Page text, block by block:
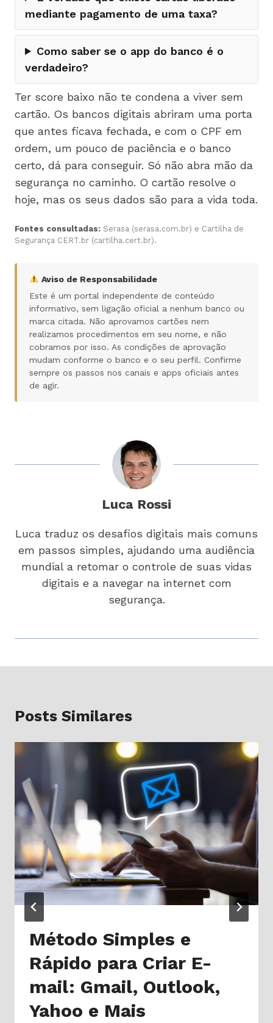
mediante pagamento de uma taxa?
Como saber se o app do banco é o
verdadeiro?
Ter score baixo não te condena a viver sem
cartão. Os bancos digitais abriram uma porta
que antes ficava fechada, e com o CPF em
ordem, um pouco de paciência e o banco
certo, dá para conseguir. Só não abra mão da
segurança no caminho. O cartão resolve o
hoje, mas os seus dados são para a vida toda.
Fontes consultadas: Serasa (serasa.com.br) e Cartilha de
Segurança CERT.br (cartilha.cert.br).
Aviso de Responsabilidade
Este é um portal independente de conteúdo
informativo, sem ligação oficial a nenhum banco ou
marca citada. Não aprovamos cartões nem
realizamos procedimentos em seu nome, e não
cobramos por isso. As condições de aprovação
mudam conforme o banco e o seu perfil. Confirme
sempre os passos nos canais e apps oficiais antes
de agir.
Luca Rossi
Luca traduz os desafios digitais mais comuns
em passos simples, ajudando uma audiência
mundial a retomar o controle de suas vidas
digitais e a navegar na internet com
segurança.
Posts Similares
Método Simples e
Rápido para Criar E-
mail: Gmail, Outlook,
Yahoo e Mais